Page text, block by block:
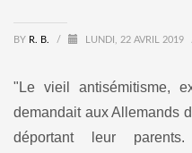
BY R. B. / LUNDI, 22 AVRIL 2019
"Le vieil antisémitisme,
demandait aux Allemands
déportant leur